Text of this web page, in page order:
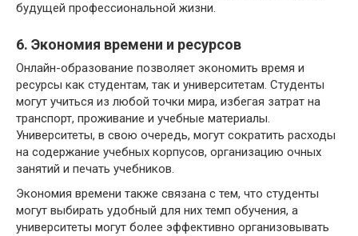
будущей профессиональной жизни.
6. Экономия времени и ресурсов
Онлайн-образование позволяет экономить время и
ресурсы как студентам, так и университетам. Студенты
могут учиться из любой точки мира, избегая затрат на
транспорт, проживание и учебные материалы.
Университеты, в свою очередь, могут сократить расходы
на содержание учебных корпусов, организацию очных
занятий и печать учебников.
Экономия времени также связана с тем, что студенты
могут выбирать удобный для них темп обучения, а
университеты могут более эффективно организовывать